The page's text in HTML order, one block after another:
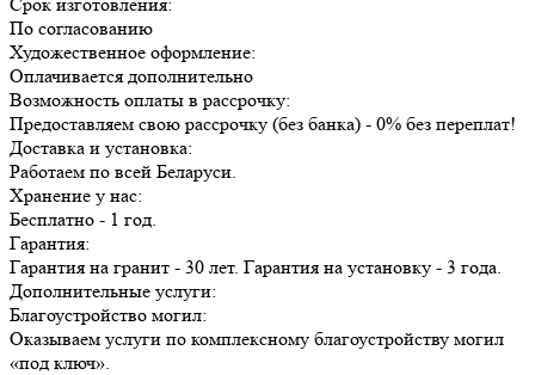
По согласованию
Художественное оформление:
Оплачивается дополнительно
Возможность оплаты в рассрочку:
Предоставляем свою рассрочку (без банка) - 0% без переплат!
Доставка и установка:
Работаем по всей Беларуси.
Хранение у нас:
Бесплатно - 1 год.
Гарантия:
Гарантия на гранит - 30 лет. Гарантия на установку - 3 года.
Дополнительные услуги:
Благоустройство могил:
Оказываем услуги по комплексному благоустройству могил
«под ключ».